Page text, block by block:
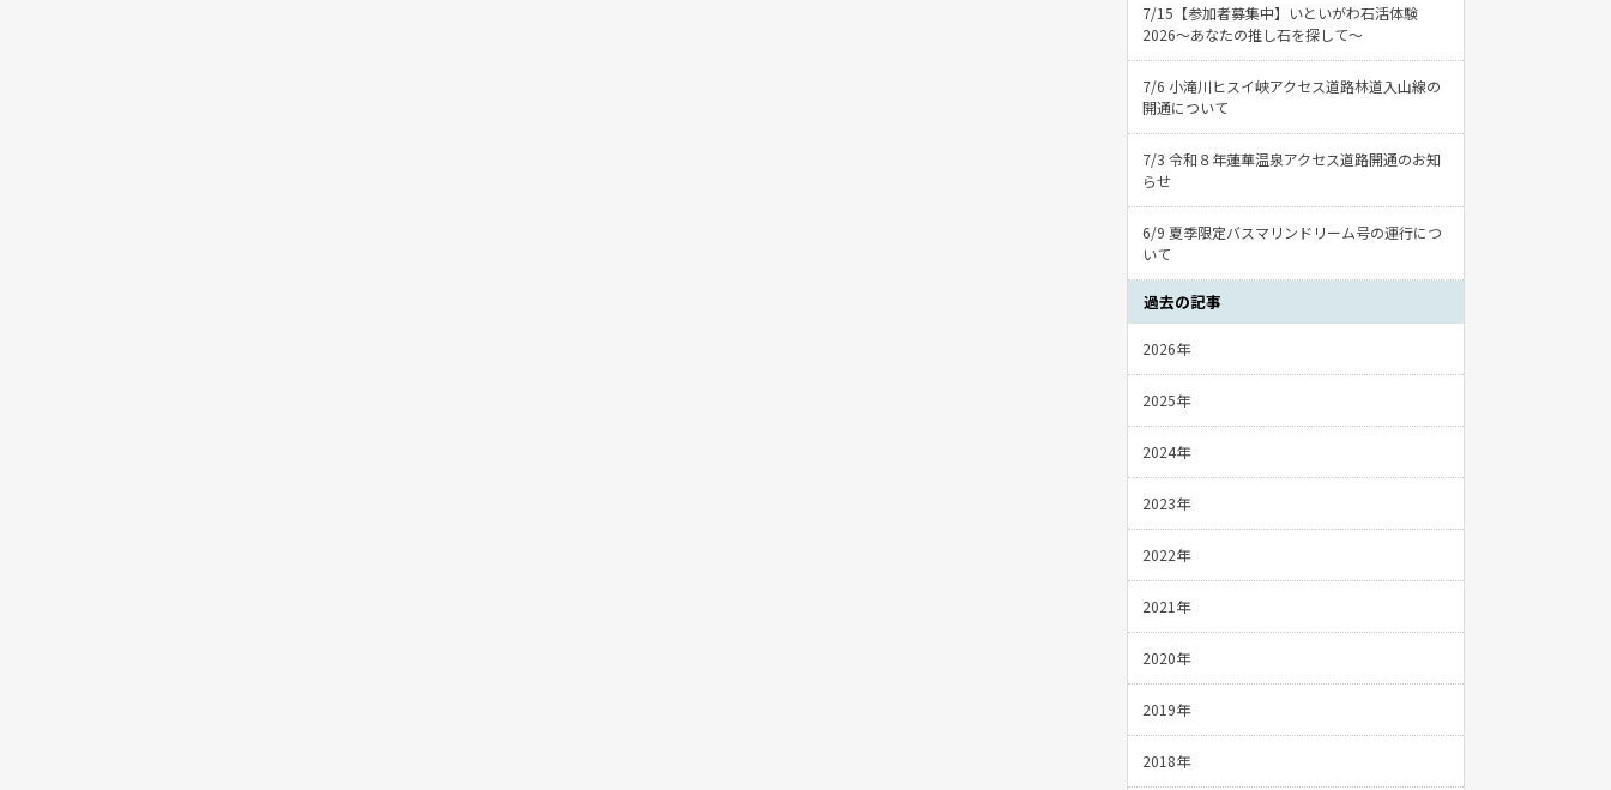
7/15【参加者募集中】いといがわ石活体験
2026〜あなたの推し石を探して〜
7/6 小滝川ヒスイ峡アクセス道路林道入山線の
開通について
7/3 令和８年蓮華温泉アクセス道路開通のお知
らせ
6/9 夏季限定バスマリンドリーム号の運行につ
いて
過去の記事
2026年
2025年
2024年
2023年
2022年
2021年
2020年
2019年
2018年